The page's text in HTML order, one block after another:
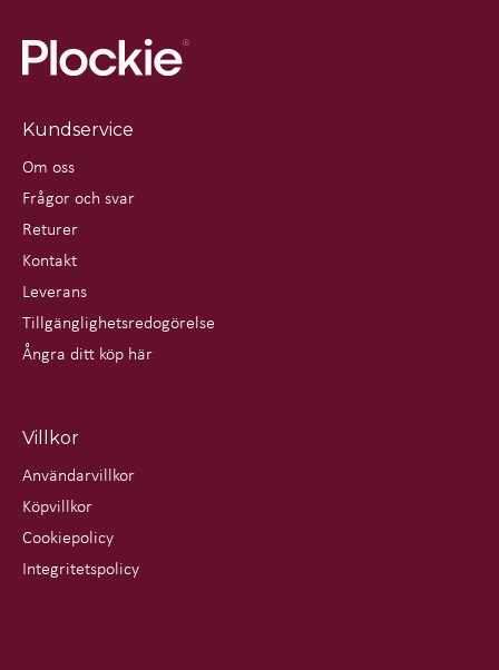
Kundservice
Om oss
Frågor och svar
Returer
Kontakt
Leverans
Tillgänglighetsredogörelse
Ångra ditt köp här
Villkor
Användarvillkor
Köpvillkor
Cookiepolicy
Integritetspolicy